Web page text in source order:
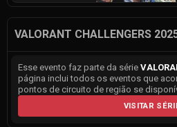
VALORANT CHALLENGERS
Esse evento faz parte da série
página inclui todos os eventos que
pontos de circuito de região se
VISITAR